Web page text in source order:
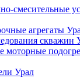
смесительные
агрегаты
скважин
моторные
Урал